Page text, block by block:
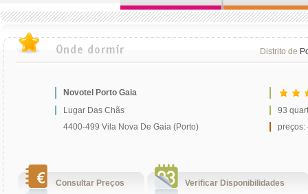
Distrito de
Novotel Porto Gaia
Lugar Das Chãs
93
4400-499 Vila Nova De Gaia (Porto)
preços:
Consultar Preços Verificar Disponibilidades